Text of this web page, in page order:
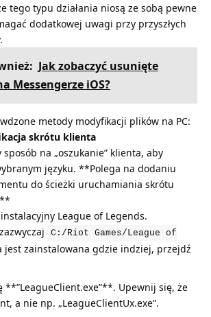
tego typu działania niosą ze sobą pewne
dodatkowej uwagi przy przyszłych
Jak zobaczyć usunięte
Messengerze iOS?
metody modyfikacji plików na PC:
skrótu klienta
sposób na „oszukanie” klienta, aby
języku. **Polega na dodaniu
do ścieżki uruchamiania skrótu
League of Legends.
C:/Riot Games/League of
jest zainstalowana gdzie indziej, przejdź
**”LeagueClient.exe”**. Upewnij się, że
a nie np. „LeagueClientUx.exe”.